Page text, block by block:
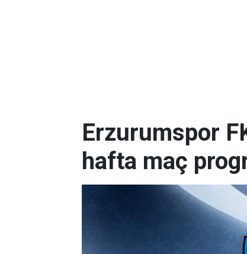
Erzurumspor
hafta maç